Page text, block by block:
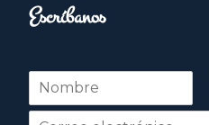
Escríbanos
N
m
Nombre